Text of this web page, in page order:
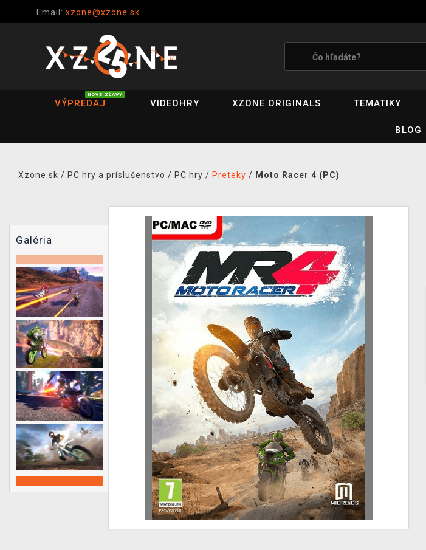
Email: xzone@xzone.sk
VÝPREDAJ
NOVÉ ZĽAVY
VIDEOHRY XZONE ORIGINALS TEMATIKY
BLOG
Xzone.sk / PC hry a príslušenstvo / PC hry / Preteky / Moto Racer 4 (PC)
Galéria